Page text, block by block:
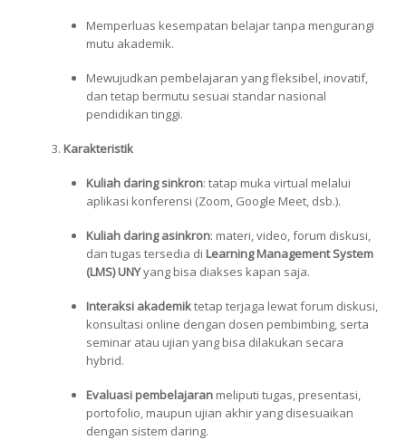
Memperluas kesempatan belajar tanpa mengurangi
mutu akademik.
Mewujudkan pembelajaran yang fleksibel, inovatif,
dan tetap bermutu sesuai standar nasional
pendidikan tinggi.
Karakteristik
Kuliah daring sinkron: tatap muka virtual melalui
aplikasi konferensi (Zoom, Google Meet, dsb.).
Kuliah daring asinkron: materi, video, forum diskusi,
dan tugas tersedia di Learning Management System
(LMS) UNYyang bisa diakses kapan saja.
Interaksi akademiktetap terjaga lewat forum diskusi,
konsultasi online dengan dosen pembimbing, serta
seminar atau ujian yang bisa dilakukan secara
hybrid.
Evaluasi pembelajaran meliputi tugas, presentasi,
portofolio, maupun ujian akhir yang disesuaikan
dengan sistem daring.